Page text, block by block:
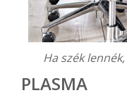
Ha szék
PLASMA